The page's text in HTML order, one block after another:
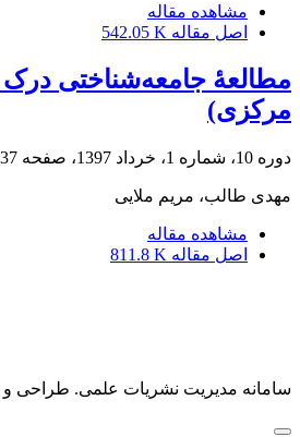
مشاهده مقاله
اصل مقاله 542.05 K
مطالعۀ جامعه‌شناختی درک
مرکزی)
دوره 10، شماره 1، خرداد 1397، صفحه 158
مهدی طالب، مریم ملایی
مشاهده مقاله
اصل مقاله 811.8 K
سامانه مدیریت نشریات علمی. طراحی و